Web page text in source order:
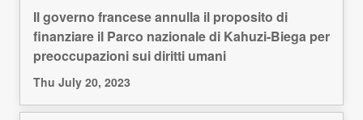
Il governo francese annulla il proposito di
finanziare il Parco nazionale di Kahuzi-Biega per
preoccupazioni sui diritti umani
Thu July 20, 2023